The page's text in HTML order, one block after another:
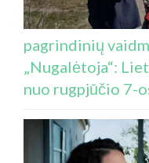
pagrindinių
„Nugalėtoja“:
nuo rugpjūčio 7-